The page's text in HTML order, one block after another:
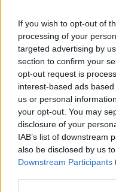
If you wish to opt-out of
processing of your
targeted advertising by
section to confirm your
opt-out request is
interest-based ads
us or personal
your opt-out. You may
disclosure of your
IAB’s list of downstream
also be disclosed by us
Downstream Participants
Ord Kryds niveau 2
Ord Kryds niveau 3
Ord Kryds niveau 4
Ord Kryds niveau 5
Ord Kryds niveau 6
Ord Kryds niveau 7
Ord Kryds niveau 8
Ord Kryds niveau 9
Ord Kryds niveau 10
Ord Kryds niveau 11